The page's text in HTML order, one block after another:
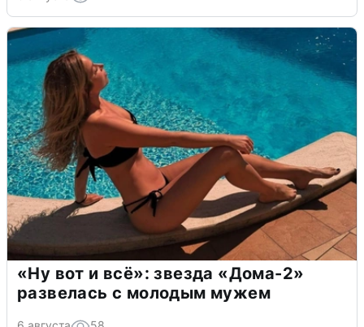
«Ну вот и всё»: звезда «Дома-2»
развелась с молодым мужем